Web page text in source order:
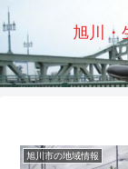
旭川・
旭川市の地域情報